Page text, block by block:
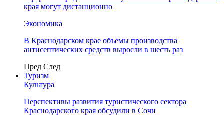
края могут дистанционно
Экономика
В Краснодарском крае объемы производства
антисептических средств выросли в шесть раз
Пред След
Туризм
Культура
Перспективы развития туристического сектора
Краснодарского края обсудили в Сочи